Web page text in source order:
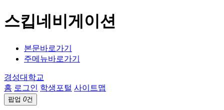
스킵네비게이션
본문바로가기
주메뉴바로가기
경성대학교
홈 로그인 학생포털 사이트맵
팝업 0건